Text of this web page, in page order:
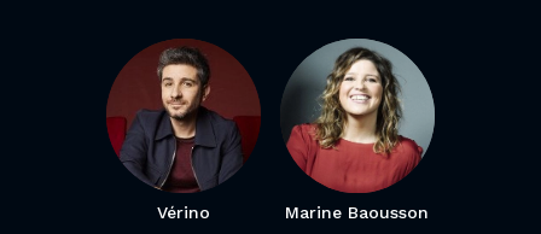
Vérino Marine Baousson